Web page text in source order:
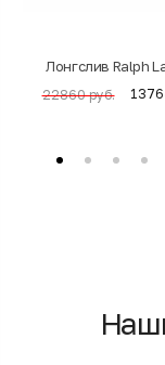
Лонгслив Ralph
22860 руб.